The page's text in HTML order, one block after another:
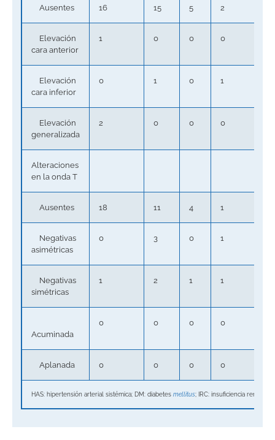
Ausentes 16 15 5 2
Elevación
cara anterior
1 0 0 0
Elevación
cara inferior
0 1 0 1
Elevación
generalizada
2 0 0 0
Alteraciones
en la onda T
Ausentes 18 11 4 1
Negativas
asimétricas
0 3 0 1
Negativas
simétricas
1 2 1 1
Acuminada
0 0 0 0
Aplanada 0 0 0 0
HAS: hipertensión arterial sistémica; DM: diabetesmellitus; IRC: insuficiencia renal